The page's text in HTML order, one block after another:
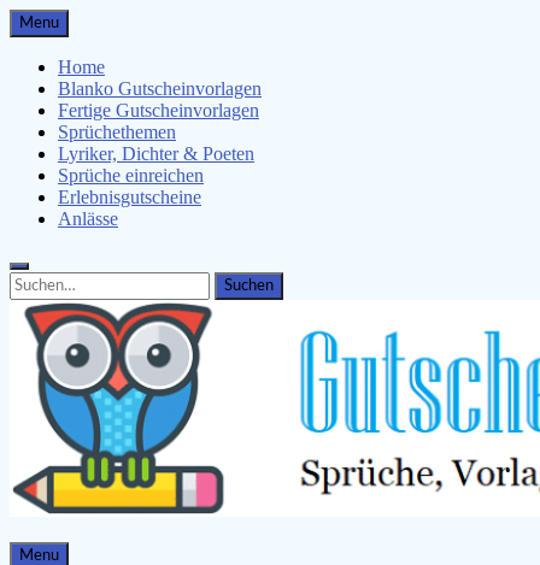
Skip
to
content
Menu
Home
Blanko Gutscheinvorlagen
Fertige Gutscheinvorlagen
Sprüchethemen
Lyriker, Dichter & Poeten
Sprüche einreichen
Erlebnisgutscheine
Anlässe
Search
for:
Search
Gutscheinspruch.de
Menu